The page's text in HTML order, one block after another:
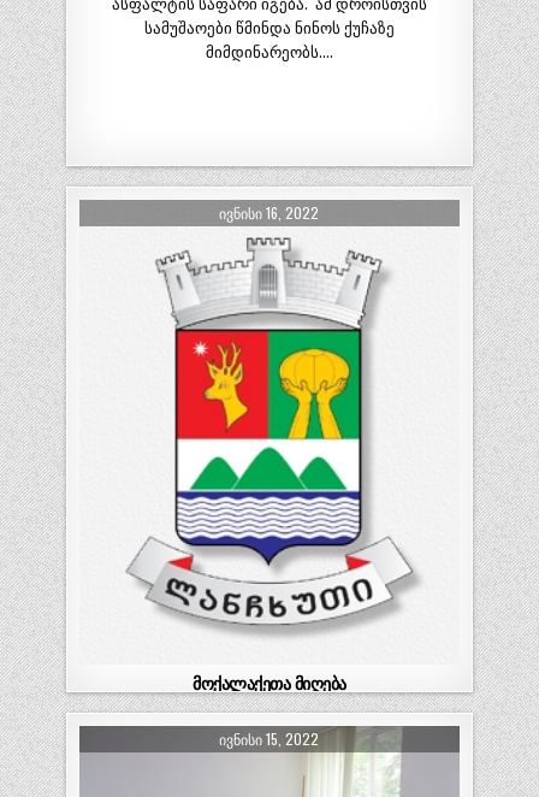
ასფალტის საფარი იგება. ამ დროისთვის
სამუშაოები წმინდა ნინოს ქუჩაზე
მიმდინარეობს….
ᲘᲕᲜᲘᲡᲘ 16, 2022
მოქალაქეთა მიღება
ლანჩხუთის მუნიციპალიტეტის მერთან,
ალექსანდრე სარიშვილთან მოქალაქეთა მიღება
17 ივნისს, 12 საათზე გაიმართება….
ᲘᲕᲜᲘᲡᲘ 15, 2022